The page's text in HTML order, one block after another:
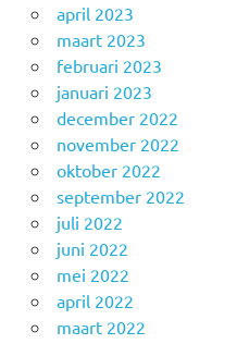
april 2023
maart 2023
februari 2023
januari 2023
december 2022
november 2022
oktober 2022
september 2022
juli 2022
juni 2022
mei 2022
april 2022
maart 2022